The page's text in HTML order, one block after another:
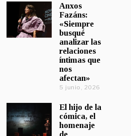
Anxos
Fazáns:
«Siempre
busqué
analizar las
relaciones
íntimas que
nos
afectan»
5 junio, 2026
El hijo de la
cómica, el
homenaje